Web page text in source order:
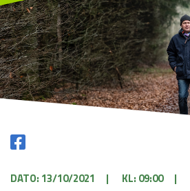
DATO: 13/10/2021 | KL: 09:00 |